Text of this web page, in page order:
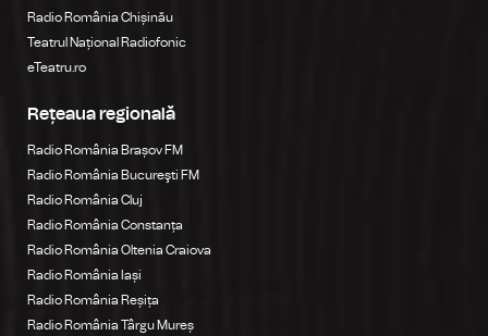
Radio România Chișinău
Teatrul Național Radiofonic
eTeatru.ro
Rețeaua regională
Radio România Brașov FM
Radio România Bucureşti FM
Radio România Cluj
Radio România Constanța
Radio România Oltenia Craiova
Radio România Iași
Radio România Reșița
Radio România Târgu Mureș